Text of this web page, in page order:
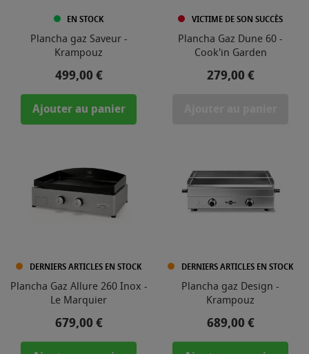
EN STOCK
Plancha gaz Saveur -
Krampouz
Prix
499,00 €
Ajouter au panier
VICTIME DE SON SUCCÈS
Plancha Gaz Dune 60 -
Cook'in Garden
Prix
279,00 €
DERNIERS ARTICLES EN STOCK
Plancha Gaz Allure 260 Inox -
Le Marquier
Prix
679,00 €
DERNIERS ARTICLES EN STOCK
Plancha gaz Design -
Krampouz
Prix
689,00 €